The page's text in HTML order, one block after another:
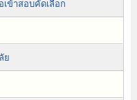
ข้าสอบคัดเลือก
ย